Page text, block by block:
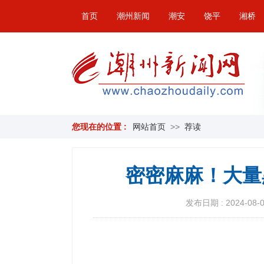
首页 潮州新闻 潮安 饶平 湘桥
您现在的位置 : 网站首页 >> 荐读
密密麻麻！大
发布日期 : 2024-08-